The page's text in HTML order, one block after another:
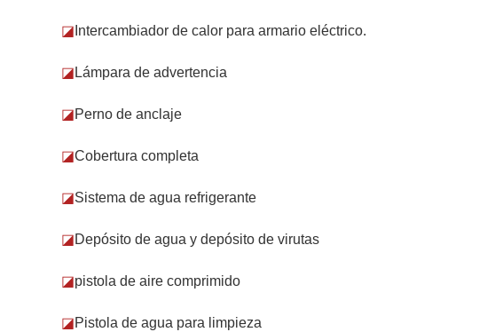
◪ Intercambiador de calor para armario eléctrico.
◪ Lámpara de advertencia
◪Perno de anclaje
◪Cobertura completa
◪Sistema de agua refrigerante
◪Depósito de agua y depósito de virutas
◪pistola de aire comprimido
◪Pistola de agua para limpieza